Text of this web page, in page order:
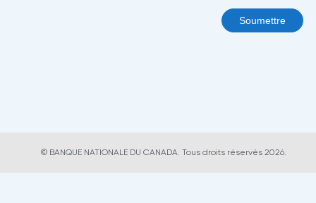
Soumettre
© BANQUE NATIONALE DU CANADA. Tous droits réservés 2026.